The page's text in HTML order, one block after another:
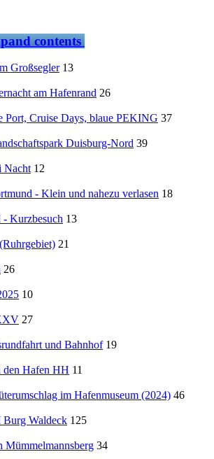
contents
Großsegler 13
am Hafenrand 26
Port, Cruise Days, blaue PEKING 37
Duisburg-Nord 39
Nacht 12
- Klein und nahezu verlasen 18
Kurzbesuch 13
21
26
10
27
und Bahnhof 19
den Hafen HH 11
im Hafenmuseum (2024) 46
Waldeck 125
Mümmelmannsberg 34